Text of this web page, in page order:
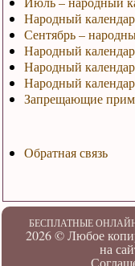
Народный
Сентябрь –
Народный
Народный
Народный
Запрещающие
Обратная связь
БЕСПЛАТНЫЕ
2026 ©Любое
на